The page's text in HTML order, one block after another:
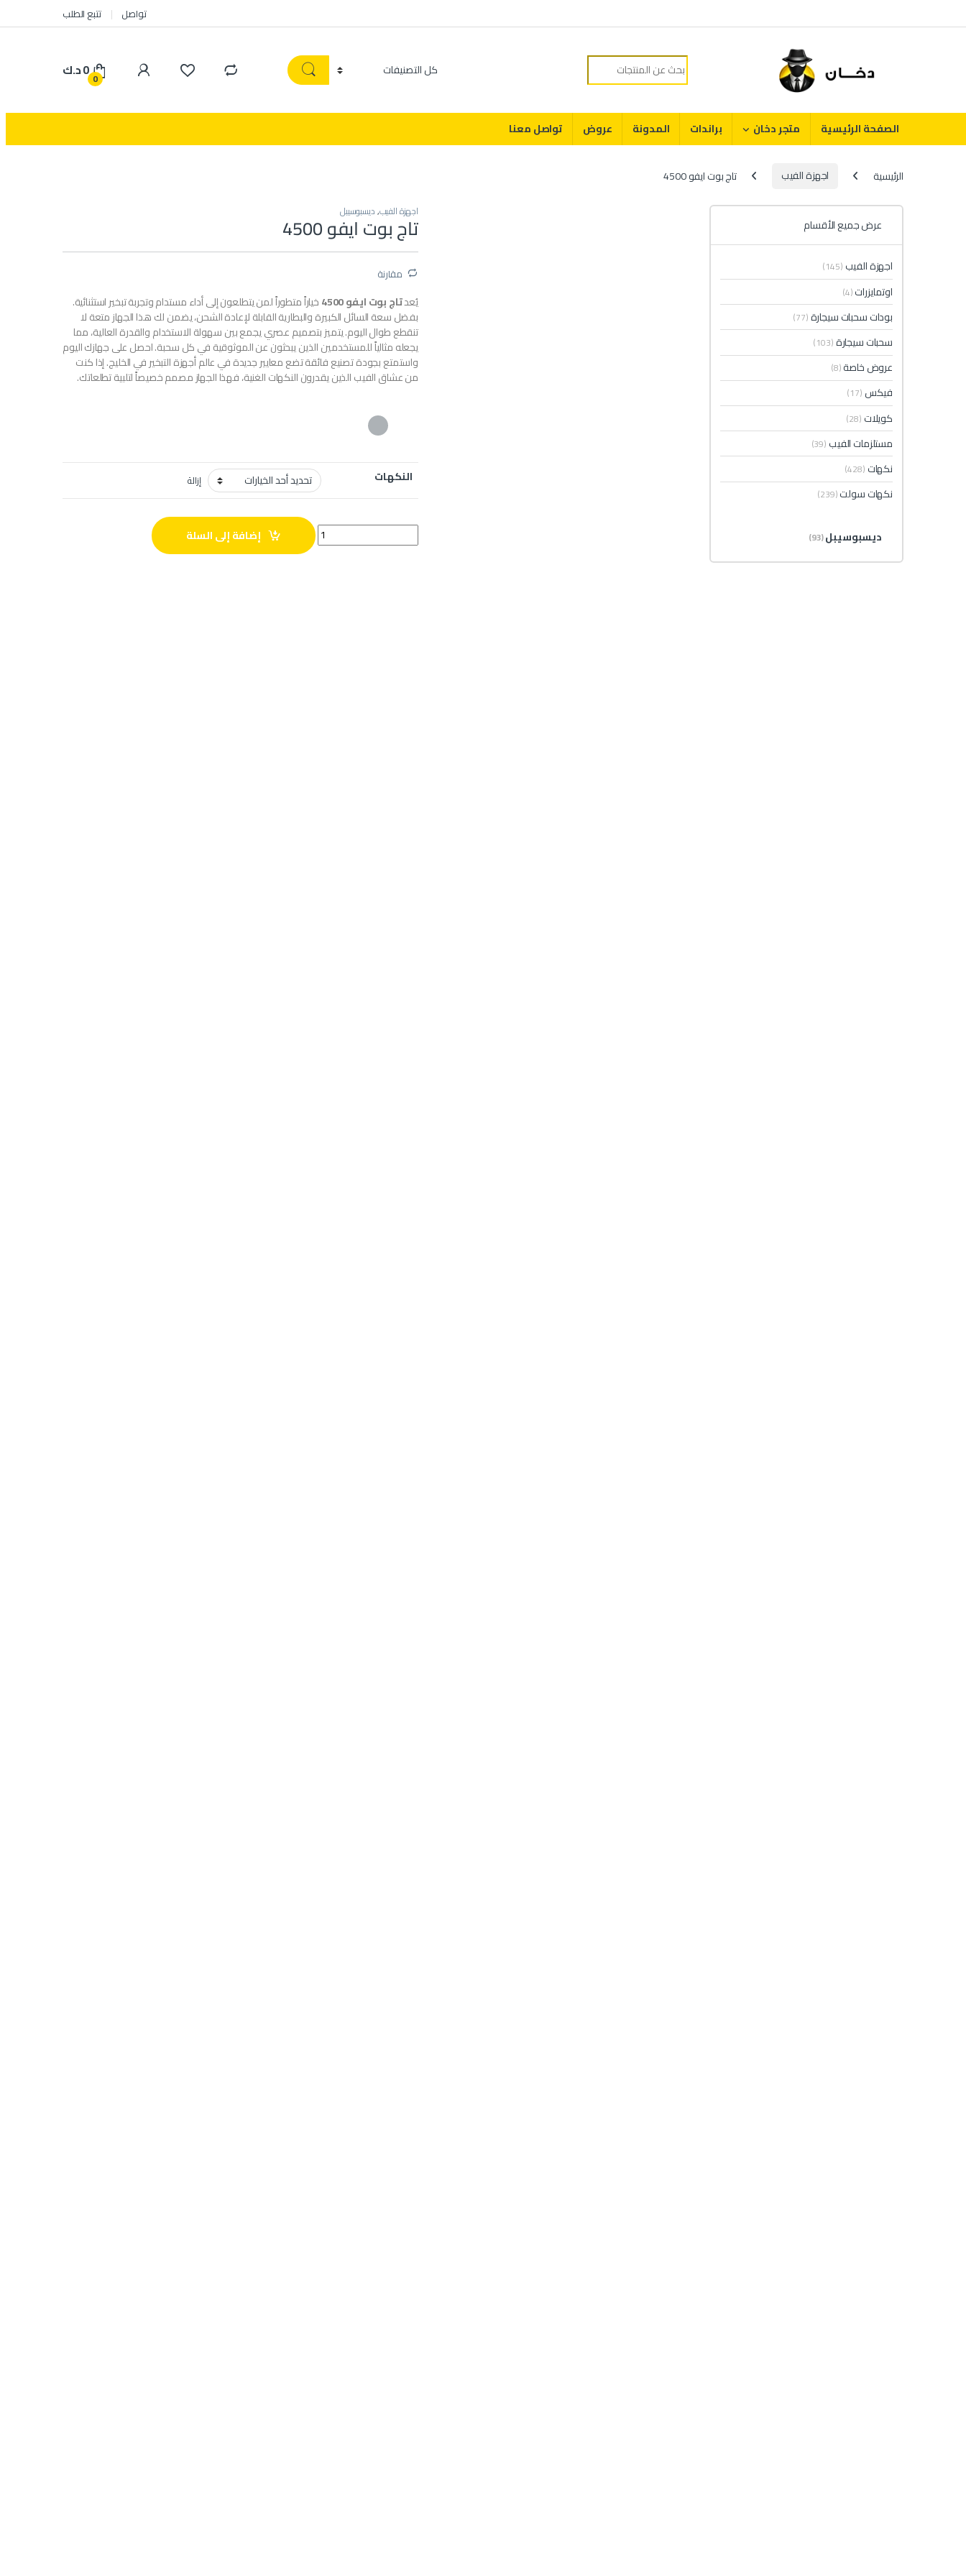
تواصل تتبع الطلب
Search for:
0
0د.ك
الصفحة الرئيسية متجر دخان براندات المدونة عروض تواصل معنا
الرئيسية اجهزة الفيب تاج بوت ايفو 4500
اجهزة الفيب,ديسبوسيبل
تاج بوت ايفو 4500
مقارنة
يُعدتاج بوت ايفو 4500
خياراً متطوراً لمن يتطلعون إلى أداء مستدام وتجربة تبخير استثنائية.
بفضل سعة السائل الكبيرة والبطارية القابلة لإعادة الشحن، يضمن لك هذا الجهاز متعة لا
تنقطع طوال اليوم. يتميز بتصميم عصري يجمع بين سهولة الاستخدام والقدرة العالية، مما
يجعله مثالياً للمستخدمين الذين يبحثون عن الموثوقية في كل سحبة. احصل على جهازك اليوم
واستمتع بجودة تصنيع فائقة تضع معايير جديدة في عالم أجهزة التبخير في الخليج. إذا كنت
من عشاق الفيب الذين يقدرون النكهات الغنية، فهذا الجهاز مصمم خصيصاً لتلبية تطلعاتك.
النكهات إزالة
تاج بوت ايفو 4500 quantity إضافة إلى السلة
عرض جميع الأقسام
اجهزة الفيب (145)
اوتمايزرات(4)
بودات سحبات سيجارة(77)
سحبات سيجارة(103)
عروض خاصة(8)
فيكس (17)
كويلات (28)
مستلزمات الفيب (39)
نكهات (428)
نكهات سولت(239)
ديسبوسيبل(93)